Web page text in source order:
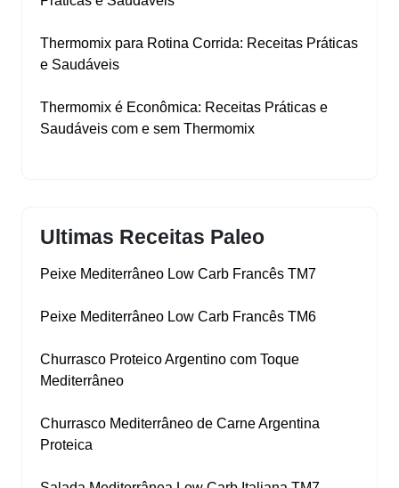
Thermomix para Rotina Corrida: Receitas Práticas
e Saudáveis
Thermomix é Econômica: Receitas Práticas e
Saudáveis com e sem Thermomix
Ultimas Receitas Paleo
Peixe Mediterrâneo Low Carb Francês TM7
Peixe Mediterrâneo Low Carb Francês TM6
Churrasco Proteico Argentino com Toque
Mediterrâneo
Churrasco Mediterrâneo de Carne Argentina
Proteica